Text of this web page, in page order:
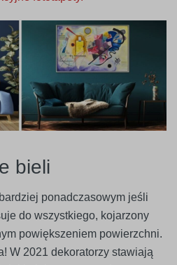
bieli
ponadczasowym jeśli
do wszystkiego, kojarzony
powiększeniem powierzchni.
W 2021 dekoratorzy stawiają